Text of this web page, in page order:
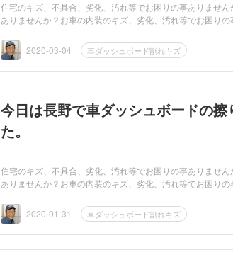
住宅のキズ、不具合、劣化、汚れ等でお困りの事ありませ
ありませんか？お車の内装のキズ、劣化、汚れ等でお困り
2020-03-04
車ダッシュボード割れキズ
今日は長野で車ダッシュボードの
た。
住宅のキズ、不具合、劣化、汚れ等でお困りの事ありませ
ありませんか？お車の内装のキズ、劣化、汚れ等でお困り
2020-01-31
車ダッシュボード割れキズ